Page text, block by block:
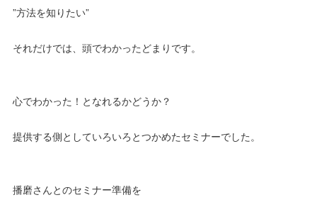
”方法を知りたい”
それだけでは、頭でわかったどまりです。
心でわかった！となれるかどうか？
提供する側としていろいろとつかめたセミナーでした。
播磨さんとのセミナー準備を